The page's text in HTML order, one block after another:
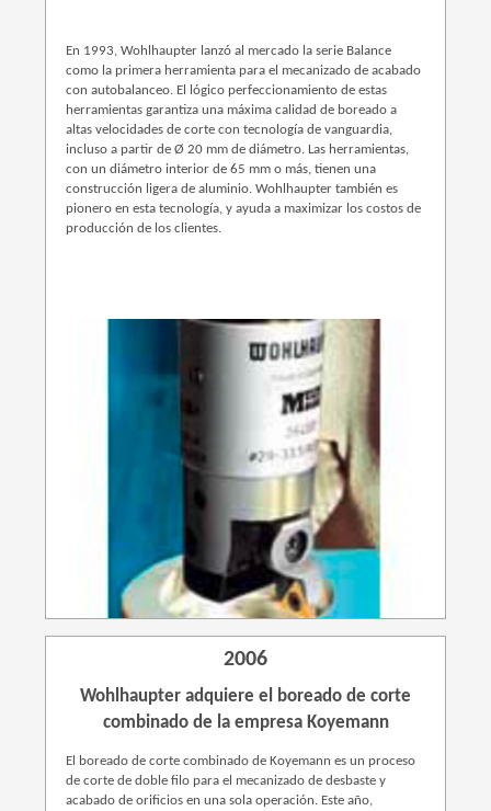
En 1993, Wohlhaupter lanzó al mercado la serie Balance
como la primera herramienta para el mecanizado de acabado
con autobalanceo. El lógico perfeccionamiento de estas
herramientas garantiza una máxima calidad de boreado a
altas velocidades de corte con tecnología de vanguardia,
incluso a partir de Ø 20 mm de diámetro. Las herramientas,
con un diámetro interior de 65 mm o más, tienen una
construcción ligera de aluminio. Wohlhaupter también es
pionero en esta tecnología, y ayuda a maximizar los costos de
producción de los clientes.
2006
Wohlhaupter adquiere el boreado de corte
combinado de la empresa Koyemann
El boreado de corte combinado de Koyemann es un proceso
de corte de doble filo para el mecanizado de desbaste y
acabado de orificios en una sola operación. Este año,